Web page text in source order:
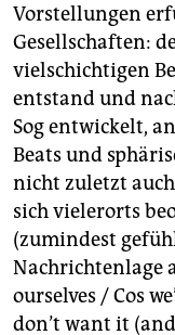
Vorstellungen
Gesellschaften:
vielschichtigen
entstand und
Sog entwickelt,
Beats und
nicht zuletzt
sich vielerorts
(zumindest
Nachrichtenlage
ourselves / Cos
don’t want it